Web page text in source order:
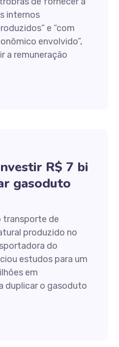
internos
e “com
envolvido”,
a remuneração
R$ 7 bi
gasoduto
transporte de
produzido no
do
estudos para um
em
duplicar o gasoduto